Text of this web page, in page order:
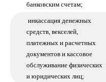
банковским счетам;
инкассация денежных
средств, векселей,
платежных и расчетных
документов и кассовое
обслуживание физических
и юридических лиц;